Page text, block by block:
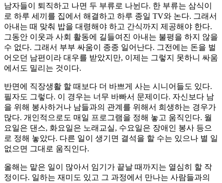
남자들이 퇴직하고 나면 두 부류로 나뉜다. 한 부류는 삼식이
로 하루 세끼를 집에서 해결하고 하루 종일 TV와 논다. 그래서
아내는 때 맞춰 밥을 대령해야 하고 간식까지 제공해야 한다.
그동안 이웃과 사회 활동에 길들여진 아내는 불평을 하지 않을
수 없다. 그래서 부부 싸움이 종종 일어난다. 그전에는 돈을 벌
어오던 남편이라 대우를 받았지만, 이제는 그렇지 못하니 싸움
에서도 밀리는 것이다.
반면에 직장생활 할 때보다 더 바쁘게 사는 시니어들도 있다.
필자도 그렇다. 이 경우는 너무 바빠서 문제이다. 자신보다 남
을 위해 봉사하거나 남들과의 관계를 위해서 희생하는 경우가
많다. 개인적으로도 매일 프로그램을 정해 놓고 움직인다. 월
요일은 댄스, 화요일은 노래교실, 수요일은 장애인 봉사 등으
로 정해 놓았다. 다른 일이 생기면 결석을 할 수는 있으나 별 일
없으면 그대로 움직인다.
올해는 맡은 일이 많아서 임기가 끝날 때까지는 열심히 할 작
정이다. 일하는 재미도 있고 그 과정에서 만나는 사람들과의